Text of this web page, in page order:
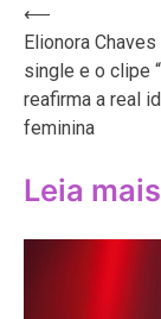
Navegação
de
Post
⟵
Elionora Chaves
single e o clipe
reafirma a real
feminina
Leia mais